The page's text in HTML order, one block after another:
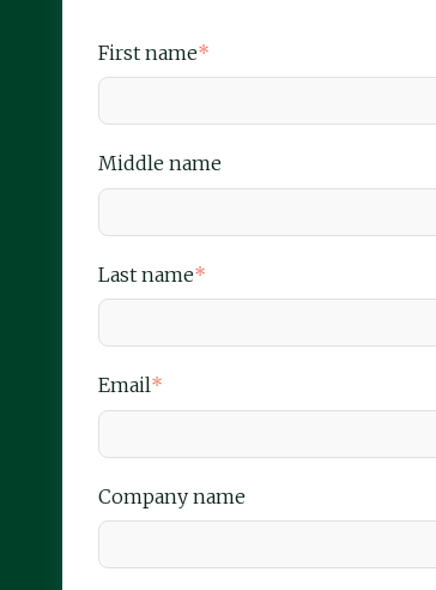
First name*
Middle name
Last name*
Email*
Company name